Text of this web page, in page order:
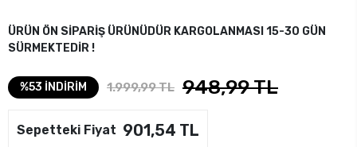
ÜRÜN ÖN SİPARİŞ ÜRÜNÜDÜR KARGOLANMASI 15-30 GÜN
SÜRMEKTEDİR !
%53 İNDİRİM 1.999,99 TL 948,99 TL
Sepetteki Fiyat 901,54 TL